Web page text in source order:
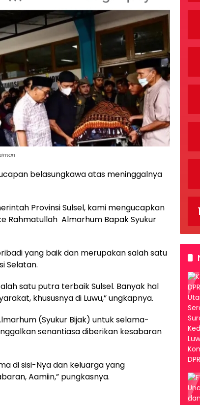
belasungkawa atas meninggalnya
Provinsi Sulsel, kami mengucapkan
Rahmatullah Almarhum Bapak Syukur
yang baik dan merupakan salah satu
Selatan.
satu putra terbaik Sulsel. Banyak hal
khususnya di Luwu,” ungkapnya.
(Syukur Bijak) untuk selama-
senantiasa diberikan kesabaran
di sisi-Nya dan keluarga yang
Aamiin,” pungkasnya.